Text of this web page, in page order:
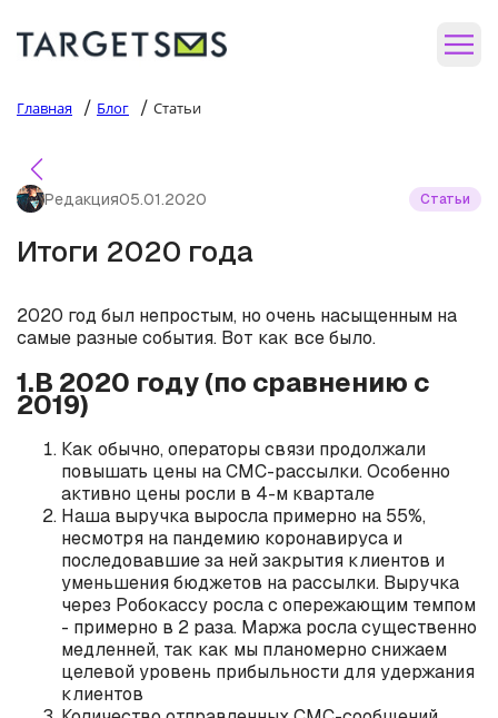
Главная / Блог / Статьи
Редакция05.01.2020 Статьи
Итоги 2020 года
2020 год был непростым, но очень насыщенным на
самые разные события. Вот как все было.
1.В 2020 году (по сравнению с
2019)
Как обычно, операторы связи продолжали
повышать цены на СМС-рассылки. Особенно
активно цены росли в 4-м квартале
Наша выручка выросла примерно на 55%,
несмотря на пандемию коронавируса и
последовавшие за ней закрытия клиентов и
уменьшения бюджетов на рассылки. Выручка
через Робокассу росла с опережающим темпом
- примерно в 2 раза. Маржа росла существенно
медленней, так как мы планомерно снижаем
целевой уровень прибыльности для удержания
клиентов